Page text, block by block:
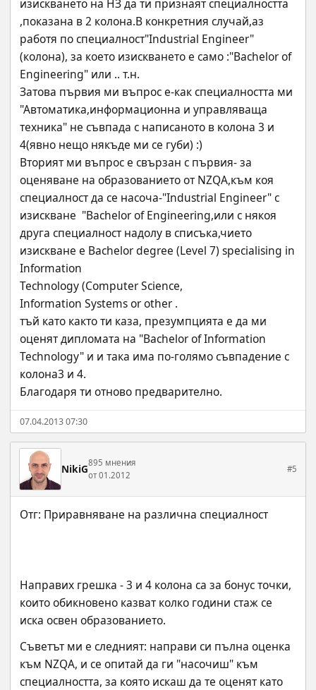
изискването на НЗ да ти признаят специалността
,показана в 2 колона.В конкретния случай,аз
работя по специалност"Industrial Engineer"
(колона), за което изискването е само :"Bachelor of
Engineering" или .. т.н.
Затова първия ми въпрос е-как специалността ми
"Автоматика,информационна и управляваща
техника" не съвпада с написаното в колона 3 и
4(явно нещо някъде ми се губи) :)
Вторият ми въпрос е свързан с първия- за
оценяване на образованието от NZQA,към коя
специалност да се насоча-"Industrial Engineer" с
изискване  "Bachelor of Engineering,или с някоя
друга специалност надолу в списъка,чието
изискване е Bachelor degree (Level 7) specialising in
Information
Technology (Computer Science,
Information Systems or other .
тъй като както ти каза, презумпцията е да ми
оценят дипломата на "Bachelor of Information
Technology" и и така има по-голямо съвпадение с
колона3 и 4.
Благодаря ти отново предварително.
07.04.2013 07:30
NikiG895 мнения
от 01.2012
#5
Направих грешка - 3 и 4 колона са за бонус точки,
които обикновено казват колко години стаж се
иска освен образованието.
Съветът ми е следният: направи си пълна оценка
към NZQA, и се опитай да ги "насочиш" към
специалността, за която искаш да те оценят като